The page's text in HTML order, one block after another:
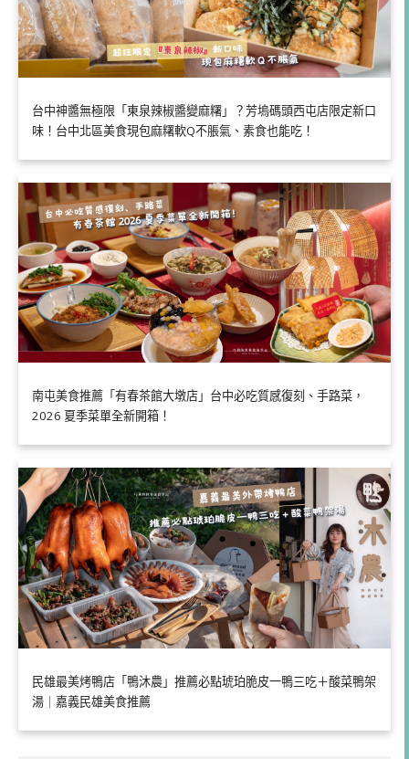
台中神醬無極限「東泉辣椒醬變麻糬」？芳塢碼頭西屯店限定新口
味！台中北區美食現包麻糬軟Q不脹氣、素食也能吃！
南屯美食推薦「有春茶館大墩店」台中必吃質感復刻、手路菜，
2026 夏季菜單全新開箱！
民雄最美烤鴨店「鴨沐農」推薦必點琥珀脆皮一鴨三吃＋酸菜鴨架
湯｜嘉義民雄美食推薦